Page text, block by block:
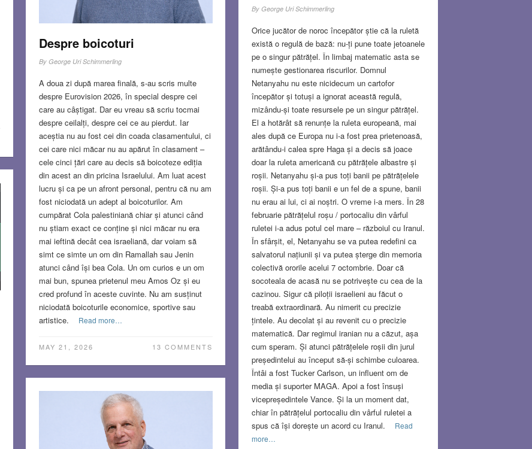
By George Uri Schimmerling
Orice jucător de noroc începător știe că la ruletă
există o regulă de bază: nu-ți pune toate jetoanele
pe o singur pătrățel. În limbaj matematic asta se
numește gestionarea riscurilor. Domnul
Netanyahu nu este nicidecum un cartofor
începător și totuși a ignorat această regulă,
mizându-și toate resursele pe un singur pătrățel.
El a hotărât să renunțe la ruleta europeană, mai
ales după ce Europa nu i-a fost prea prietenoasă,
arătându-i calea spre Haga și a decis să joace
doar la ruleta americană cu pătrățele albastre și
roșii. Netanyahu și-a pus toți banii pe pătrățelele
roșii. Și-a pus toți banii e un fel de a spune, banii
nu erau ai lui, ci ai noștri. O vreme i-a mers. În 28
februarie pătrățelul roșu / portocaliu din vârful
ruletei i-a adus potul cel mare – războiul cu Iranul.
În sfârșit, el, Netanyahu se va putea redefini ca
salvatorul națiunii și va putea șterge din memoria
colectivă ororile acelui 7 octombrie. Doar că
socoteala de acasă nu se potrivește cu cea de la
cazinou. Sigur că piloții israelieni au făcut o
treabă extraordinară. Au nimerit cu precizie
țintele. Au decolat și au revenit cu o precizie
matematică. Dar regimul iranian nu a căzut, așa
cum speram. Și atunci pătrățelele roșii din jurul
președintelui au început să-și schimbe culoarea.
Întâi a fost Tucker Carlson, un influent om de
media și suporter MAGA. Apoi a fost însuși
vicepreședintele Vance. Și la un moment dat,
chiar în pătrățelul portocaliu din vârful ruletei a
spus că își dorește un acord cu Iranul.
Read
more…
Despre boicoturi
By George Uri Schimmerling
A doua zi după marea finală, s-au scris multe
despre Eurovision 2026, în special despre cei
care au câștigat. Dar eu vreau să scriu tocmai
despre ceilalți, despre cei ce au pierdut. Iar
aceștia nu au fost cei din coada clasamentului, ci
cei care nici măcar nu au apărut în clasament –
cele cinci țări care au decis să boicoteze ediția
din acest an din pricina Israelului. Am luat acest
lucru și ca pe un afront personal, pentru că nu am
fost niciodată un adept al boicoturilor. Am
cumpărat Cola palestiniană chiar și atunci când
nu știam exact ce conține și nici măcar nu era
mai ieftină decât cea israeliană, dar voiam să
simt ce simte un om din Ramallah sau Jenin
atunci când își bea Cola. Un om curios e un om
mai bun, spunea prietenul meu Amos Oz și eu
cred profund în aceste cuvinte. Nu am susținut
niciodată boicoturile economice, sportive sau
artistice.
Read more…
MAY 21, 2026 13 COMMENTS